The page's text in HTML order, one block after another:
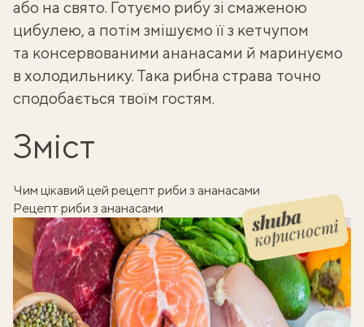
або на свято. Готуємо рибу зі смаженою
цибулею, а потім змішуємо її з кетчупом
та консервованими ананасами й маринуємо
в холодильнику. Така рибна страва точно
сподобається твоїм гостям.
Зміст
Чим цікавий цей рецепт риби з ананасами
Рецепт риби з ананасами
корисності
Shuba корисності